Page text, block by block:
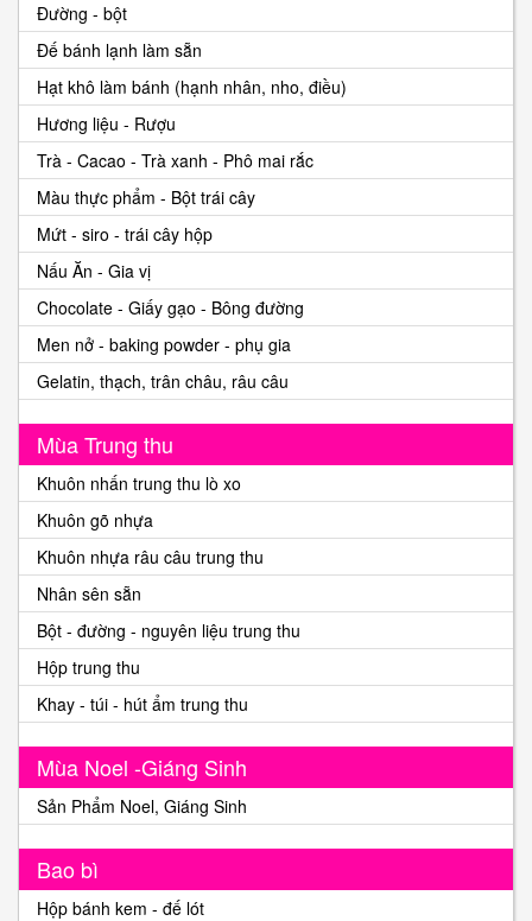
Đường - bột
Đế bánh lạnh làm sẵn
Hạt khô làm bánh (hạnh nhân, nho, điều)
Hương liệu - Rượu
Trà - Cacao - Trà xanh - Phô mai rắc
Màu thực phẩm - Bột trái cây
Mứt - siro - trái cây hộp
Nấu Ăn - Gia vị
Chocolate - Giấy gạo - Bông đường
Men nở - baking powder - phụ gia
Gelatin, thạch, trân châu, râu câu
Mùa Trung thu
Khuôn nhấn trung thu lò xo
Khuôn gõ nhựa
Khuôn nhựa râu câu trung thu
Nhân sên sẵn
Bột - đường - nguyên liệu trung thu
Hộp trung thu
Khay - túi - hút ẩm trung thu
Mùa Noel -Giáng Sinh
Sản Phẩm Noel, Giáng Sinh
Bao bì
Hộp bánh kem - đế lót